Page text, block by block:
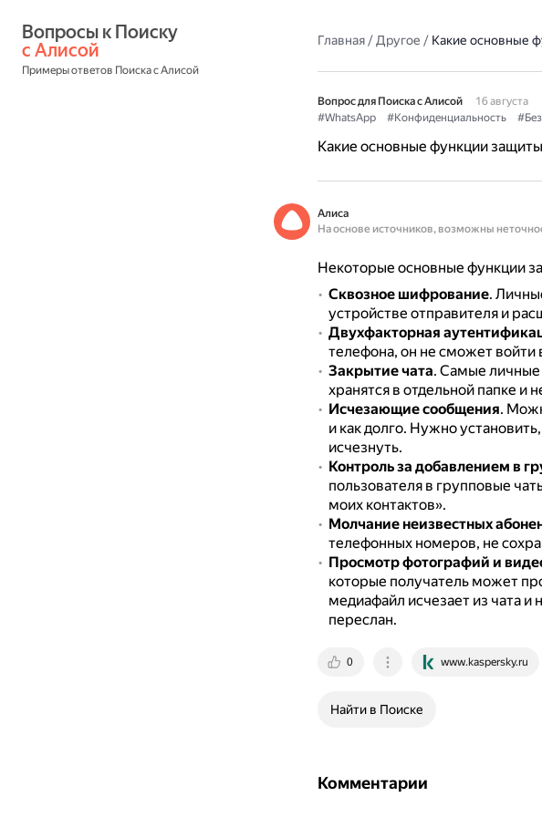
с Алисой
Примеры ответов Поиска с Алисой
Главная/Другое / Какие основные
Вопрос для Поиска с Алисой
16 августа
#WhatsApp
#Конфиденциальность
Какие основные функции
Алиса
На основе источников, возможны
Некоторые основные функции
Сквозное шифрование.
устройстве отправителя и
Двухфакторная
телефона, он не сможет войти
Закрытие чата. Самые личные
хранятся в отдельной папке и
Исчезающие сообщения.
и как долго. Нужно
исчезнуть.
Контроль за добавлением в
пользователя в групповые
моих контактов».
Молчание неизвестных
телефонных номеров, не
Просмотр фотографий и
которые получатель может
медиафайл исчезает из чата
переслан.
0 www.kaspersky.ru
Найти в Поиске
Комментарии